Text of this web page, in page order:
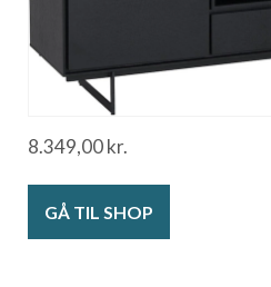
8.349,00kr.
GÅ TIL SHOP